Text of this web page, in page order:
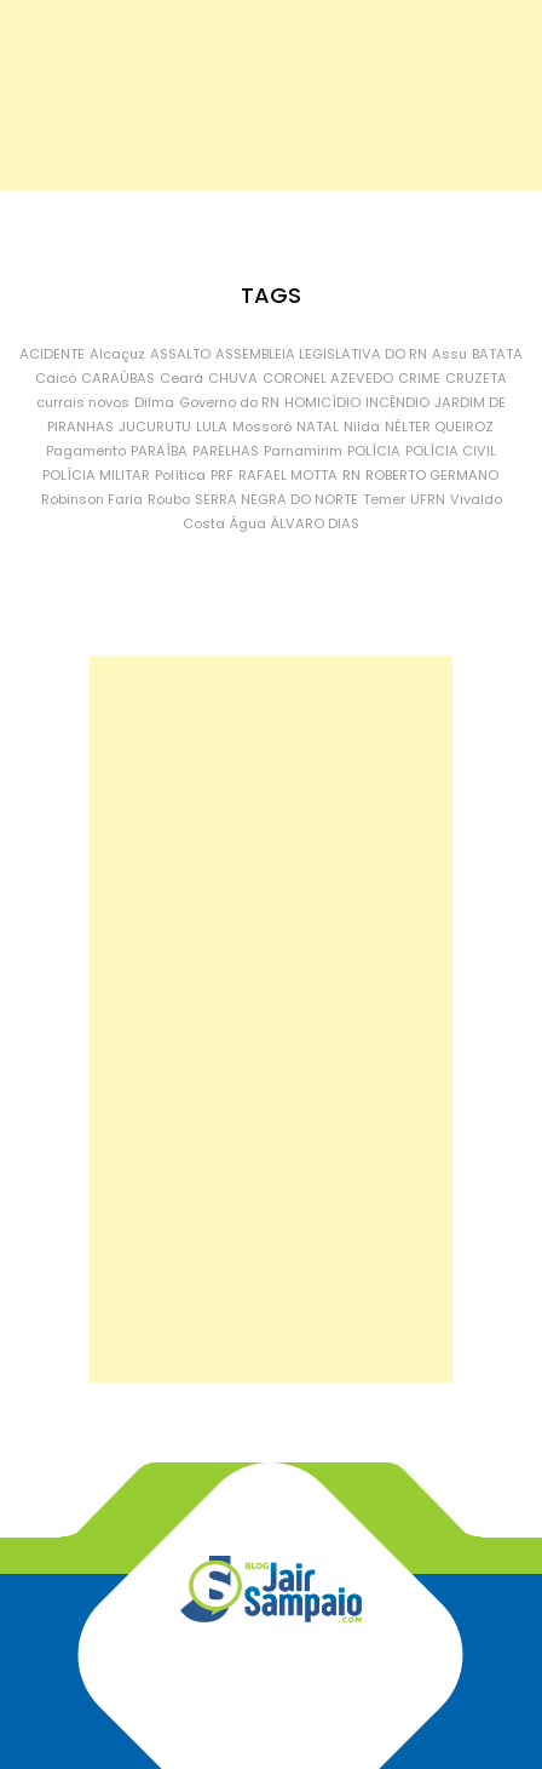
TAGS
ACIDENTE Alcaçuz ASSALTO ASSEMBLEIA LEGISLATIVA DO RN Assu BATATA
Caicó CARAÚBAS Ceará CHUVA CORONEL AZEVEDO CRIME CRUZETA
currais novos Dilma Governo do RN HOMICÍDIO INCÊNDIO JARDIM DE
PIRANHAS JUCURUTU LULA Mossoró NATAL Nilda NÉLTER QUEIROZ
Pagamento PARAÍBA PARELHAS Parnamirim POLÍCIA POLÍCIA CIVIL
POLÍCIA MILITAR Política PRF RAFAEL MOTTA RN ROBERTO GERMANO
Robinson Faria Roubo SERRA NEGRA DO NORTE Temer UFRN Vivaldo
Costa Água ÁLVARO DIAS